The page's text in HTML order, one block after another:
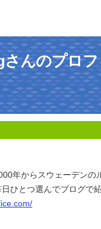
んのプロ
年からスウェーデンの
ひとつ選んでブログで